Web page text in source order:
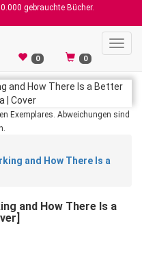
gebrauchte Bücher.
0 0
Exemplares. Abweichungen sind
and How There Is a
and How There Is a